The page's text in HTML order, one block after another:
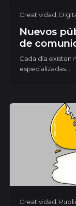
Creatividad
Nuevos
de
Cada día existen
especializadas...
Creatividad